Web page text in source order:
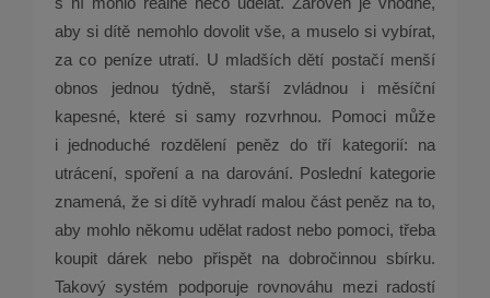
aby si dítě nemohlo dovolit vše, a muselo si vybírat,
za co peníze utratí. U mladších dětí postačí menší
obnos jednou týdně, starší zvládnou i měsíční
kapesné, které si samy rozvrhnou. Pomoci může
i jednoduché rozdělení peněz do tří kategorií: na
utrácení, spoření a na darování. Poslední kategorie
znamená, že si dítě vyhradí malou část peněz na to,
aby mohlo někomu udělat radost nebo pomoci, třeba
koupit dárek nebo přispět na dobročinnou sbírku.
Takový systém podporuje rovnováhu mezi radostí